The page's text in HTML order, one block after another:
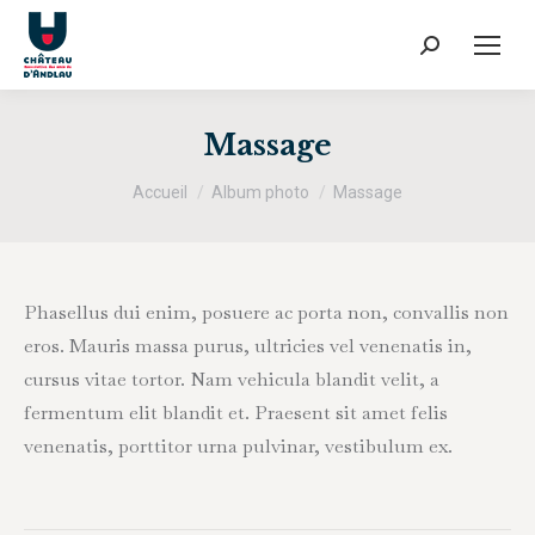
Recherche
:
Massage
Vous êtes ici :
Accueil Album photo Massage
Phasellus dui enim, posuere ac porta non, convallis non
eros. Mauris massa purus, ultricies vel venenatis in,
cursus vitae tortor. Nam vehicula blandit velit, a
fermentum elit blandit et. Praesent sit amet felis
venenatis, porttitor urna pulvinar, vestibulum ex.